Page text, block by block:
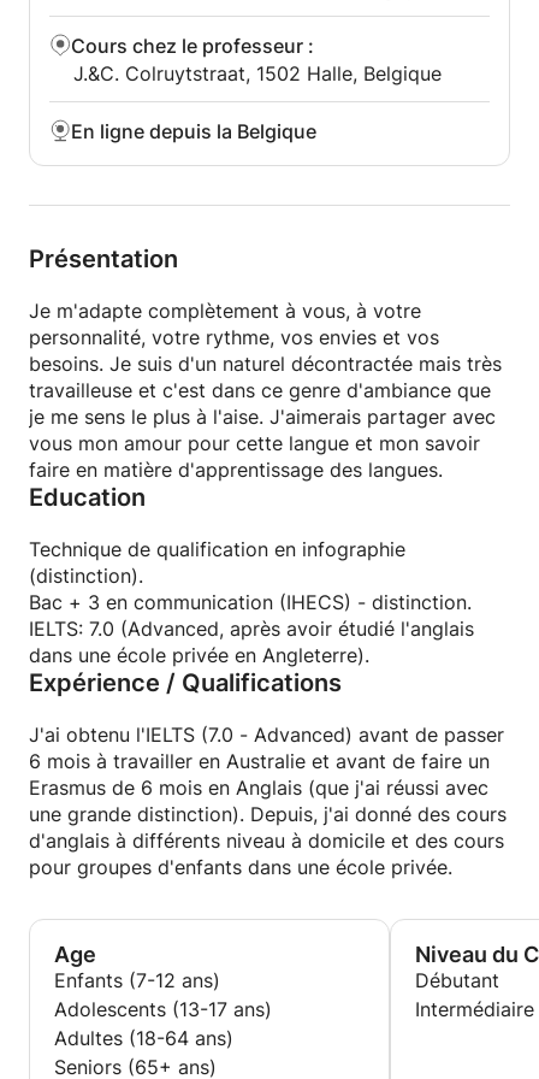
Cours chez le professeur :
J.&C. Colruytstraat, 1502 Halle, Belgique
En ligne depuis la Belgique
Présentation
Je m'adapte complètement à vous, à votre
personnalité, votre rythme, vos envies et vos
besoins. Je suis d'un naturel décontractée mais très
travailleuse et c'est dans ce genre d'ambiance que
je me sens le plus à l'aise. J'aimerais partager avec
vous mon amour pour cette langue et mon savoir
faire en matière d'apprentissage des langues.
Education
Technique de qualification en infographie
(distinction).
Bac + 3 en communication (IHECS) - distinction.
IELTS: 7.0 (Advanced, après avoir étudié l'anglais
dans une école privée en Angleterre).
Expérience / Qualifications
J'ai obtenu l'IELTS (7.0 - Advanced) avant de passer
6 mois à travailler en Australie et avant de faire un
Erasmus de 6 mois en Anglais (que j'ai réussi avec
une grande distinction). Depuis, j'ai donné des cours
d'anglais à différents niveau à domicile et des cours
pour groupes d'enfants dans une école privée.
Age
Enfants (7-12 ans)
Adolescents (13-17 ans)
Adultes (18-64 ans)
Seniors (65+ ans)
Niveau du
Débutant
Intermédiaire